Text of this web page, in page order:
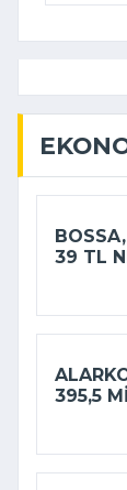
39 TL
395,5